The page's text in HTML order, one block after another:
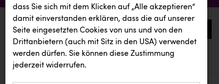
0
aktuelle aussendungen
aktuelle aussendungen
dass Sie sich mit dem Klicken auf „Alle akzeptieren“
damit ein­ver­standen erklären, dass die auf unserer
Seite eingesetzten Cookies von uns und von den
Drittanbietern (auch mit Sitz in den USA) verwendet
werden dürfen. Sie können diese Zustimmung
jederzeit widerrufen.